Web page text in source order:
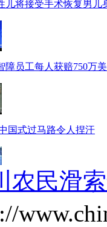
儿将接受手术恢复男儿
障员工每人获赔750万
国式过马路令人捏汗
机：“抢”字当头加速疾
农民滑